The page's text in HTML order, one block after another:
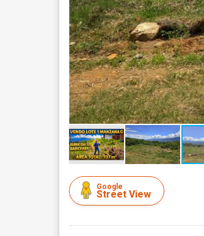
Google
Street View